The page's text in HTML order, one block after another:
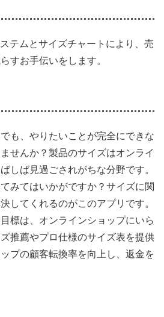
テムとサイズチャートにより、売
すお手伝いをします。
も、やりたいことが完全にできな
せんか？製品のサイズはオンライ
しば見過ごされがちな分野です。
みてはいかがですか？サイズに関
してくれるのがこのアプリです。
標は、オンラインショップにいら
推薦やプロ仕様のサイズ表を提供
プの顧客転換率を向上し、返金を